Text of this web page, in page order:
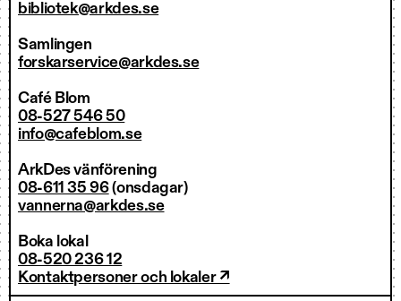
bibliotek@arkdes.se
Samlingen
forskarservice@arkdes.se
Café Blom
08-527 546 50
info@cafeblom.se
ArkDes vänförening
08-611 35 96(onsdagar)
vannerna@arkdes.se
Boka lokal
08-520 236 12
Kontaktpersoner och lokaler ↗